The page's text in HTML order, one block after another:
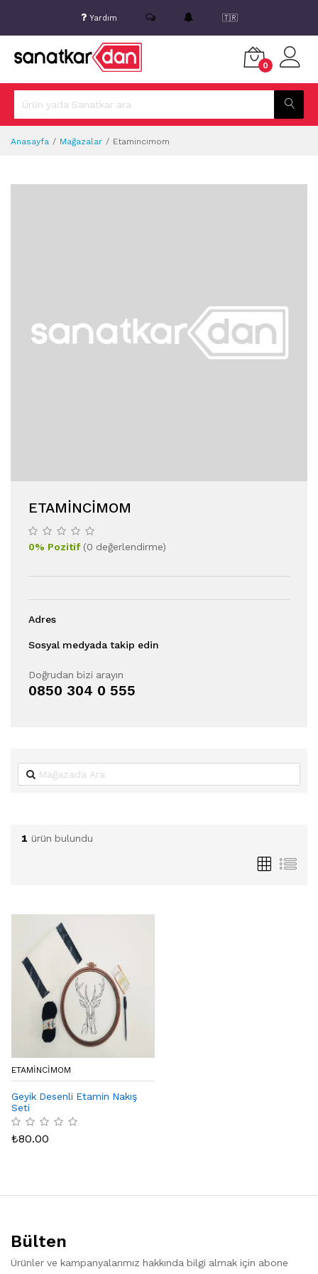
Yardım 🇹🇷
0
Anasayfa Mağazalar Etamincimom
ETAMINCIMOM
0% Pozitif(0 değerlendirme)
Adres
Sosyal medyada takip edin
Doğrudan bizi arayın
0850 304 0 555
1 ürün bulundu
ETAMINCIMOM
Geyik Desenli Etamin Nakış
Seti
₺80.00
Bülten
Ürünler ve kampanyalarımız hakkında bilgi almak için abone